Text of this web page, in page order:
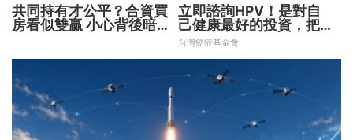
共同持有才公平？合資買
房看似雙贏 小心背後暗
立即諮詢HPV！是對自
己健康最好的投資，把握
現在不嫌晚！
台灣癌症基金會